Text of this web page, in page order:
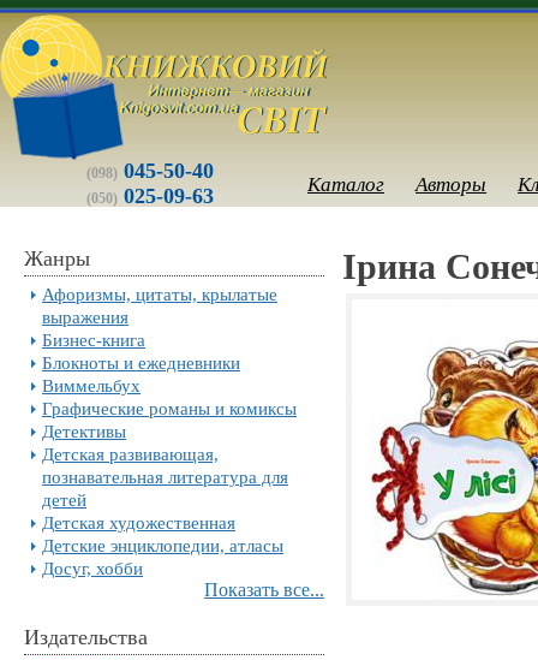
(098) 045-50-40
(050) 025-09-63 Каталог Авторы
Жанры
Афоризмы, цитаты, крылатые
выражения
Бизнес-книга
Блокноты и ежедневники
Виммельбух
Графические романы и комиксы
Детективы
Детская развивающая,
познавательная литература для
детей
Детская художественная
Детские энциклопедии, атласы
Досуг, хобби
Показать все...
Издательства
Ірина